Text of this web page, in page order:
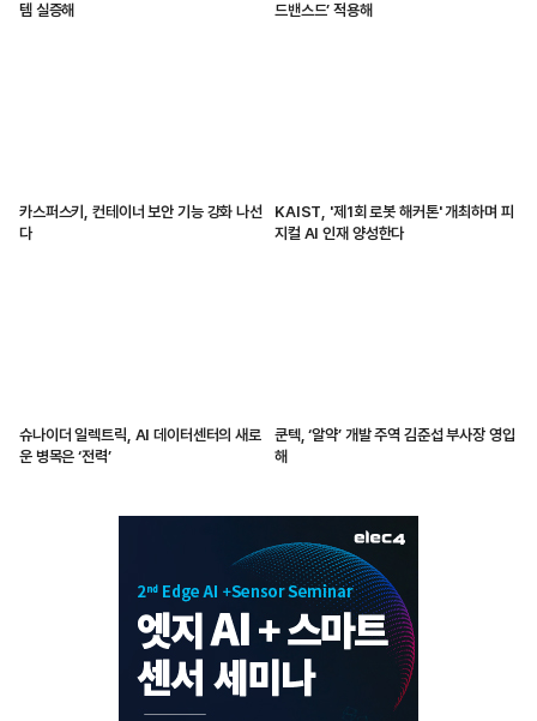
템 실증해
드밴스드’ 적용해
카스퍼스키, 컨테이너 보안 기능 강화 나선
다
KAIST, '제1회 로봇 해커톤' 개최하며 피
지컬 AI 인재 양성한다
슈나이더 일렉트릭, AI 데이터센터의 새로
운 병목은 ‘전력’
쿤텍, ‘알약’ 개발 주역 김준섭 부사장 영입
해